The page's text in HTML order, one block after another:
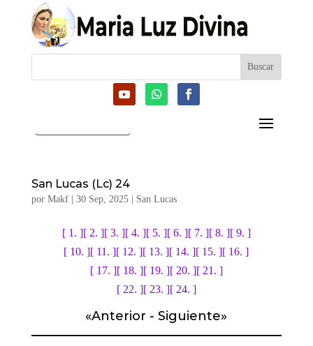
San Lucas (Lc) 24
por Makf| 30 Sep, 2025| San Lucas
[ 1. ][ 2. ][ 3. ][ 4. ][ 5. ][ 6. ][ 7. ][ 8. ][ 9. ]
[ 10. ][ 11. ][ 12. ][ 13. ][ 14. ][ 15. ][ 16. ]
[ 17. ][ 18. ][ 19. ][ 20. ][ 21. ]
[ 22. ][ 23. ][ 24. ]
«Anterior -Siguiente»